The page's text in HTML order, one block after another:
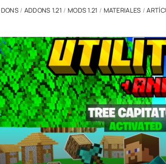
/ ADDONS 1.21 / MODS 1.21 / MATERIALES /